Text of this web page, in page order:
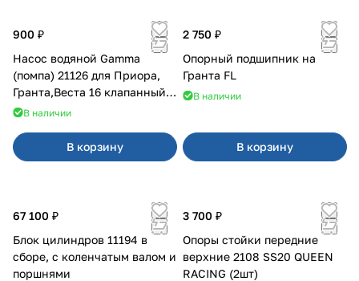
900 ₽
Насос водяной Gamma
(помпа) 21126 для Приора,
Гранта,Веста 16 клапанный
двигатель.
В наличии
В корзину
2 750 ₽
Опорный подшипник на
Гранта FL
В наличии
В корзину
67 100 ₽
Блок цилиндров 11194 в
сборе, с коленчатым валом и
поршнями
3 700 ₽
Опоры стойки передние
верхние 2108 SS20 QUEEN
RACING (2шт)